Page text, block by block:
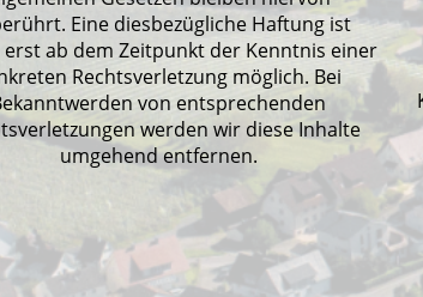
Eine diesbezügliche Haftung ist
erst ab dem Zeitpunkt der Kenntnis einer
Rechtsverletzung möglich. Bei
von entsprechenden
werden wir diese Inhalte
umgehend entfernen.